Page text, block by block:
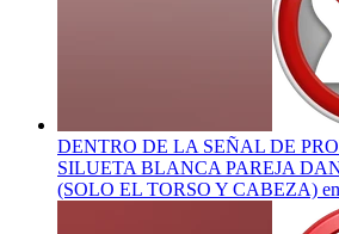
DENTRO DE LA SEÑAL DE
SILUETA BLANCA PAREJA
(SOLO EL TORSO Y CABEZA)